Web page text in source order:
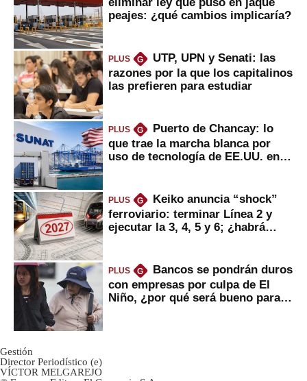
peajes: ¿qué cambios implicaría?
PLUS G
UTP, UPN y Senati: las
razones por la que los capitalinos
las prefieren para estudiar
PLUS G
Puerto de Chancay: lo
que trae la marcha blanca por
uso de tecnología de EE.UU. en
PLUS G
Keiko anuncia “shock”
ferroviario: terminar Línea 2 y
ejecutar la 3, 4, 5 y 6; ¿habrá
PLUS G
Bancos se pondrán duros
con empresas por culpa de El
Niño, ¿por qué será bueno para
Gestión
Director Periodístico (e)
VÍCTOR MELGAREJO